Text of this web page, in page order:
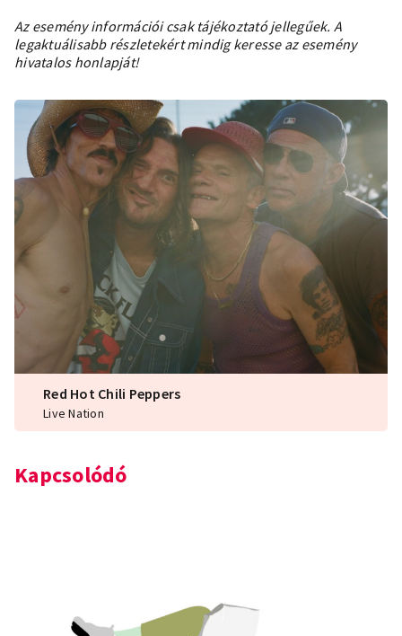
Az esemény információi csak tájékoztató jellegűek. A
legaktuálisabb részletekért mindig keresse az esemény
hivatalos honlapját!
Red Hot Chili Peppers
Live Nation
Kapcsolódó